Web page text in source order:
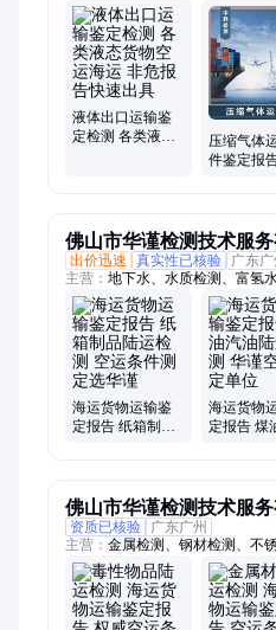
定、产品质量鉴定、病毒杀灭试
产品检测、空气净化产品检测、
菌防霉检测、固废检测、成分分
设备检测、化妆品检测、水处理
测
液体出口运输鉴
定检测 各类液态
压缩气体
件鉴定报
佛山市华谨检测技术服务
出价迅速
真实性已核验
广东广
主营： 地下水、水质检测、富氢
池水质、饮用水检测、土壤质量
测、建筑材料检测、油品检测、
ROHS、REACH检测、中英文
海运货物运输鉴
定报告 纸箱制品
海运货物
定报告 煤
佛山市华谨检测技术服务
资质已核验
广东广州
主营： 金属检测、钢材检测、不
告、水质检测、环境检测、土壤